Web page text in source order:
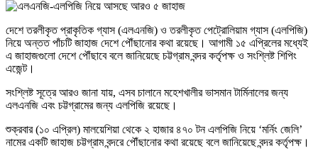
দেশে তরলীকৃত প্রাকৃতিক গ্যাস (এলএনজি) ও তরলীকৃত পেট্রোলিয়াম গ্যাস (এলপিজি)
নিয়ে অন্তত পাঁচটি জাহাজ দেশে পৌঁছানোর কথা রয়েছে। আগামী ১৫ এপ্রিলের মধ্যেই
এ জাহাজগুলো দেশে পৌঁছাবে বলে জানিয়েছে চট্টগ্রাম বন্দর কর্তৃপক্ষ ও সংশ্লিষ্ট শিপিং
এজেন্ট।
সংশ্লিষ্ট সূত্রে আরও জানা যায়, এসব চালানে মহেশখালীর ভাসমান টার্মিনালের জন্য
এলএনজি এবং চট্টগ্রামের জন্য এলপিজি রয়েছে।
শুক্রবার (১০ এপ্রিল) মালয়েশিয়া থেকে ২ হাজার ৪৭০ টন এলপিজি নিয়ে ‘মর্নিং জেলি’
নামের একটি জাহাজ চট্টগ্রাম বন্দরে পৌঁছানোর কথা রয়েছে বলে জানিয়েছে বন্দর কর্তৃপক্ষ।